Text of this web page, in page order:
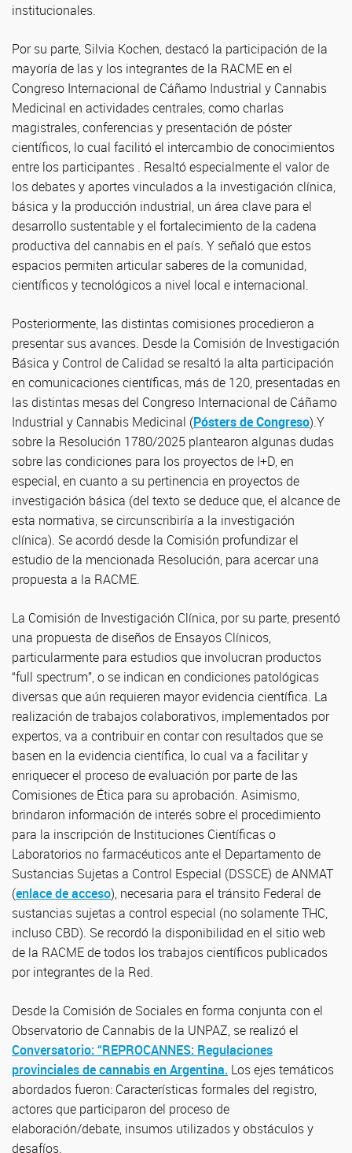
institucionales.
Por su parte, Silvia Kochen, destacó la participación de la
mayoría de las y los integrantes de la RACME en el
Congreso Internacional de Cáñamo Industrial y Cannabis
Medicinal en actividades centrales, como charlas
magistrales, conferencias y presentación de póster
científicos, lo cual facilitó el intercambio de conocimientos
entre los participantes . Resaltó especialmente el valor de
los debates y aportes vinculados a la investigación clínica,
básica y la producción industrial, un área clave para el
desarrollo sustentable y el fortalecimiento de la cadena
productiva del cannabis en el país. Y señaló que estos
espacios permiten articular saberes de la comunidad,
científicos y tecnológicos a nivel local e internacional.
Posteriormente, las distintas comisiones procedieron a
presentar sus avances. Desde la Comisión de Investigación
Básica y Control de Calidad se resaltó la alta participación
en comunicaciones científicas, más de 120, presentadas en
las distintas mesas del Congreso Internacional de Cáñamo
Industrial y Cannabis Medicinal (Pósters de Congreso).Y
sobre la Resolución 1780/2025 plantearon algunas dudas
sobre las condiciones para los proyectos de I+D, en
especial, en cuanto a su pertinencia en proyectos de
investigación básica (del texto se deduce que, el alcance de
esta normativa, se circunscribiría a la investigación
clínica). Se acordó desde la Comisión profundizar el
estudio de la mencionada Resolución, para acercar una
propuesta a la RACME.
La Comisión de Investigación Clínica, por su parte, presentó
una propuesta de diseños de Ensayos Clínicos,
particularmente para estudios que involucran productos
“full spectrum”, o se indican en condiciones patológicas
diversas que aún requieren mayor evidencia científica. La
realización de trabajos colaborativos, implementados por
expertos, va a contribuir en contar con resultados que se
basen en la evidencia científica, lo cual va a facilitar y
enriquecer el proceso de evaluación por parte de las
Comisiones de Ética para su aprobación. Asimismo,
brindaron información de interés sobre el procedimiento
para la inscripción de Instituciones Científicas o
Laboratorios no farmacéuticos ante el Departamento de
Sustancias Sujetas a Control Especial (DSSCE) de ANMAT
(enlace de acceso), necesaria para el tránsito Federal de
sustancias sujetas a control especial (no solamente THC,
incluso CBD). Se recordó la disponibilidad en el sitio web
de la RACME de todos los trabajos científicos publicados
por integrantes de la Red.
Desde la Comisión de Sociales en forma conjunta con el
Observatorio de Cannabis de la UNPAZ, se realizó el
Conversatorio: “REPROCANNES: Regulaciones
provinciales de cannabis en Argentina. Los ejes temáticos
abordados fueron: Características formales del registro,
actores que participaron del proceso de
elaboración/debate, insumos utilizados y obstáculos y
desafíos.